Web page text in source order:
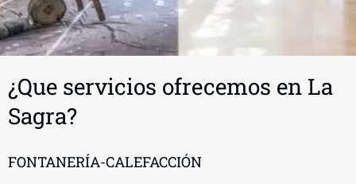
¿Que servicios ofrecemos en La
Sagra?
FONTANERÍA-CALEFACCIÓN